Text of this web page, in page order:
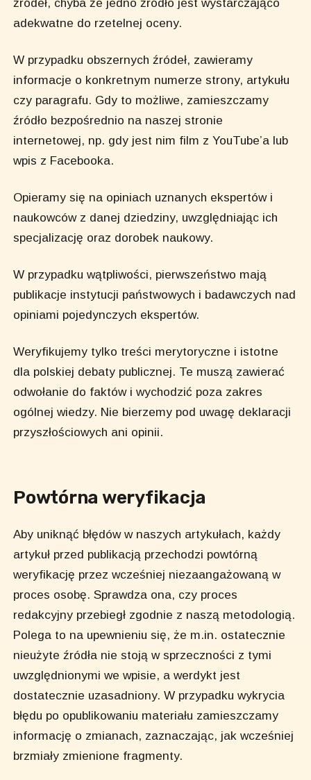
źródeł, chyba że jedno źródło jest wystarczająco
adekwatne do rzetelnej oceny.
W przypadku obszernych źródeł, zawieramy
informacje o konkretnym numerze strony, artykułu
czy paragrafu. Gdy to możliwe, zamieszczamy
źródło bezpośrednio na naszej stronie
internetowej, np. gdy jest nim film z YouTube’a lub
wpis z Facebooka.
Opieramy się na opiniach uznanych ekspertów i
naukowców z danej dziedziny, uwzględniając ich
specjalizację oraz dorobek naukowy.
W przypadku wątpliwości, pierwszeństwo mają
publikacje instytucji państwowych i badawczych nad
opiniami pojedynczych ekspertów.
Weryfikujemy tylko treści merytoryczne i istotne
dla polskiej debaty publicznej. Te muszą zawierać
odwołanie do faktów i wychodzić poza zakres
ogólnej wiedzy. Nie bierzemy pod uwagę deklaracji
przyszłościowych ani opinii.
Powtórna weryfikacja
Aby uniknąć błędów w naszych artykułach, każdy
artykuł przed publikacją przechodzi powtórną
weryfikację przez wcześniej niezaangażowaną w
proces osobę. Sprawdza ona, czy proces
redakcyjny przebiegł zgodnie z naszą metodologią.
Polega to na upewnieniu się, że m.in. ostatecznie
nieużyte źródła nie stoją w sprzeczności z tymi
uwzględnionymi we wpisie, a werdykt jest
dostatecznie uzasadniony. W przypadku wykrycia
błędu po opublikowaniu materiału zamieszczamy
informację o zmianach, zaznaczając, jak wcześniej
brzmiały zmienione fragmenty.